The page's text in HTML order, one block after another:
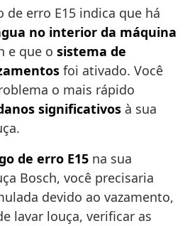
de erro E15 indica que há
no interior da máquina
e que o sistema de
foi ativado. Você
o mais rápido
significativos à sua
de erro E15 na sua
Bosch, você precisaria
devido ao vazamento,
lavar louça, verificar as